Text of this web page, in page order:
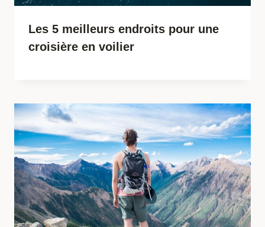
Les 5 meilleurs endroits pour une
croisière en voilier